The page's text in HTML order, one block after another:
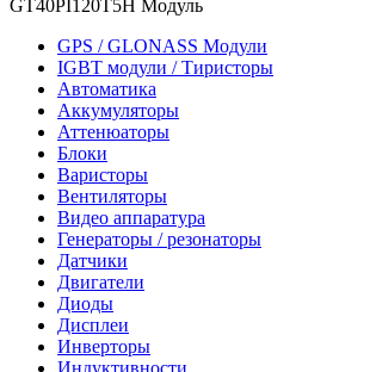
GT40PI120T5H Модуль
GPS / GLONASS Модули
IGBT модули / Тиристоры
Автоматика
Аккумуляторы
Аттенюаторы
Блоки
Варисторы
Вентиляторы
Видео аппаратура
Генераторы / резонаторы
Датчики
Двигатели
Диоды
Дисплеи
Инверторы